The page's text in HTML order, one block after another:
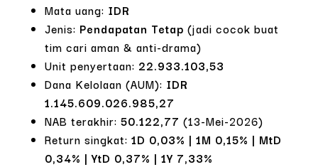
Mata uang: IDR
Jenis: Pendapatan Tetap (jadi cocok buat
tim cari aman & anti-drama)
Unit penyertaan: 22.933.103,53
Dana Kelolaan (AUM): IDR
1.145.609.026.985,27
NAB terakhir: 50.122,77 (13-Mei-2026)
Return singkat: 1D 0,03% | 1M 0,15% | MtD
0,34% | YtD 0,37% | 1Y 7,33%